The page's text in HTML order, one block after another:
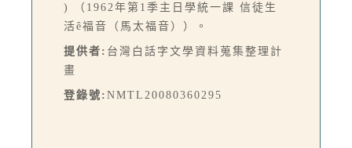
) （1962年第1季主日學統一課 信徒生
活ê福音（馬太福音））。
提供者: 台灣白話字文學資料蒐集整理計
畫
登錄號: NMTL20080360295